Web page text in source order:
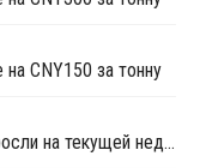
CNY150 за тонну
Запасы бензола в Восточном Китае выросли на текущей неделе